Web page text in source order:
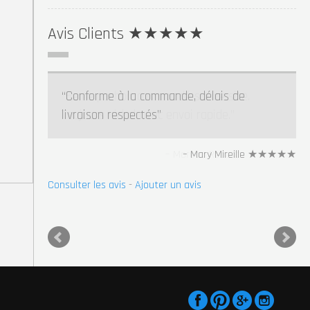
Avis Clients ★★★★★
5eme pochoir commandé sur ce site.
Toujours nickel avec envoi rapide.
Moreau Rebecca ★★★★★
Consulter les avis -Ajouter un avis